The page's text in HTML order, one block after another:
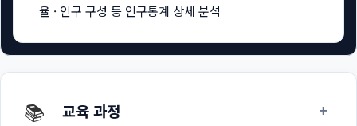
율 · 인구 구성 등 인구통계 상세 분석
📚 교육 과정 +